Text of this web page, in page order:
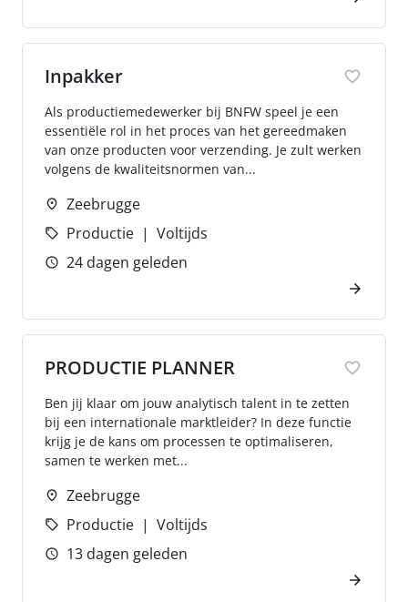
Inpakker
Als productiemedewerker bij BNFW speel je een
essentiële rol in het proces van het gereedmaken
van onze producten voor verzending. Je zult werken
volgens de kwaliteitsnormen van...
Zeebrugge
Productie
Voltijds
24 dagen geleden
PRODUCTIE PLANNER
Ben jij klaar om jouw analytisch talent in te zetten
bij een internationale marktleider? In deze functie
krijg je de kans om processen te optimaliseren,
samen te werken met...
Zeebrugge
Productie
Voltijds
13 dagen geleden